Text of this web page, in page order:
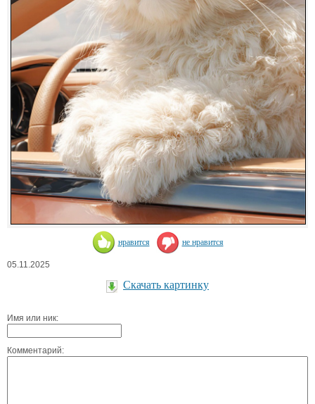
нравится не нравится
05.11.2025
Скачать картинку
Имя или ник:
Комментарий: